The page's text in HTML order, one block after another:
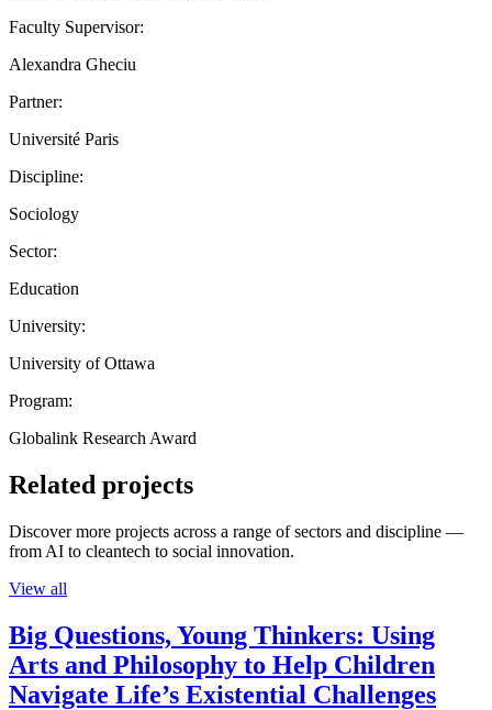
Faculty Supervisor:
Alexandra Gheciu
Partner:
Université Paris
Discipline:
Sociology
Sector:
Education
University:
University of Ottawa
Program:
Globalink Research Award
Related projects
Discover more projects across a range of sectors and discipline —
from AI to cleantech to social innovation.
View all
Big Questions, Young Thinkers: Using
Arts and Philosophy to Help Children
Navigate Life’s Existential Challenges